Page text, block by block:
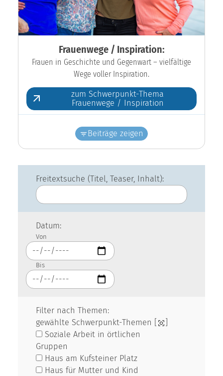
Frauenwege / Inspiration:
Frauen in Geschichte und Gegenwart – vielfältige
Wege voller Inspiration.
zum Schwerpunkt-Thema
Frauenwege / Inspiration
Beiträge zeigen
Freitextsuche (Titel, Teaser, Inhalt):
Datum:
Von
Bis
Filter nach Themen:
gewählte Schwerpunkt-Themen [
Soziale Arbeit in örtlichen
Gruppen
Haus am Kufsteiner Platz
Haus für Mutter und Kind